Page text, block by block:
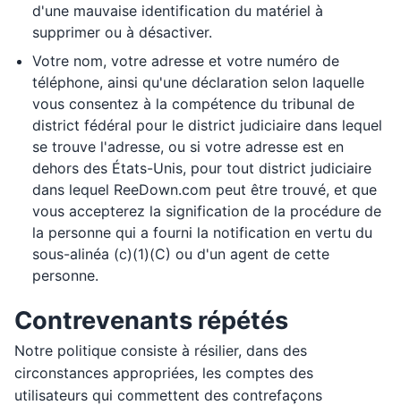
d'une mauvaise identification du matériel à
supprimer ou à désactiver.
Votre nom, votre adresse et votre numéro de
téléphone, ainsi qu'une déclaration selon laquelle
vous consentez à la compétence du tribunal de
district fédéral pour le district judiciaire dans lequel
se trouve l'adresse, ou si votre adresse est en
dehors des États-Unis, pour tout district judiciaire
dans lequel ReeDown.com peut être trouvé, et que
vous accepterez la signification de la procédure de
la personne qui a fourni la notification en vertu du
sous-alinéa (c)(1)(C) ou d'un agent de cette
personne.
Contrevenants répétés
Notre politique consiste à résilier, dans des
circonstances appropriées, les comptes des
utilisateurs qui commettent des contrefaçons